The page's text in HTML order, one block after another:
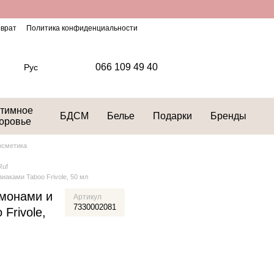
Политика конфиденциальности
Рус 066 109 49 40
БДСМ Белье Подарки Бренды
Taboo Frivole, 50 мл
и
Frivole,
Артикул
7330002081